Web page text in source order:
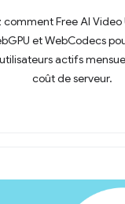
Free AI Video
et WebCodecs
actifs
coût de serveur.